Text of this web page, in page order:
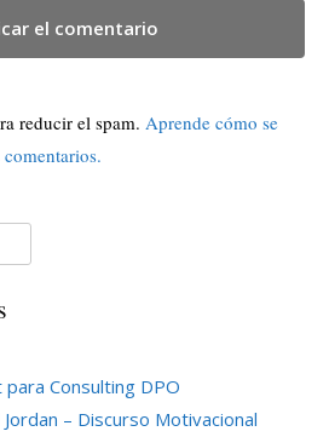
reducir el spam. Aprende cómo se
Consulting DPO
– Discurso Motivacional